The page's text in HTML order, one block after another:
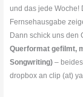
und das jede Woche!
Fernsehausgabe
Dann schick uns den
Querformat gefilmt,
Songwriting) –
dropbox an clip (at)